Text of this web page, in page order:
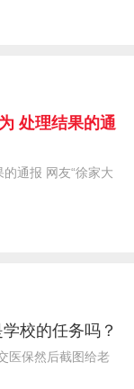
处理结果的通
通报 网友“徐家大
校的任务吗？
医保然后截图给老